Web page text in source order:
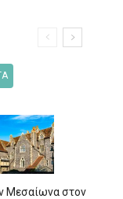
Μεσαίωνα στον